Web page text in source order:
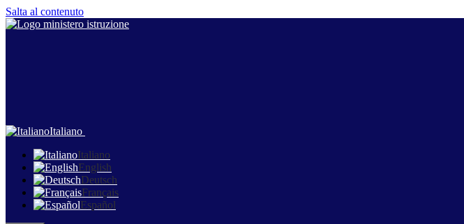
Salta al contenuto
Italiano
Italiano
English
Deutsch
Français
Español